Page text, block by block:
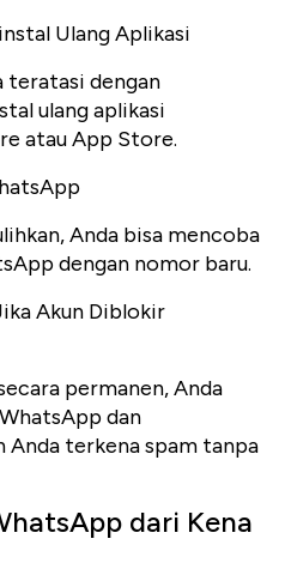
Ulang Aplikasi
teratasi dengan
ulang aplikasi
atau App Store.
Anda bisa mencoba
dengan nomor baru.
Akun Diblokir
permanen, Anda
dan
Anda terkena spam tanpa
dari Kena